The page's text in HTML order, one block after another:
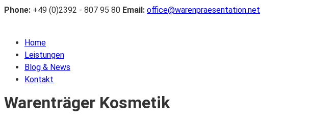
Phone: +49 (0)2392 - 807 95 80 Email: office@warenpraesentation.net
Home
Leistungen
Blog & News
Kontakt
Warenträger Kosmetik